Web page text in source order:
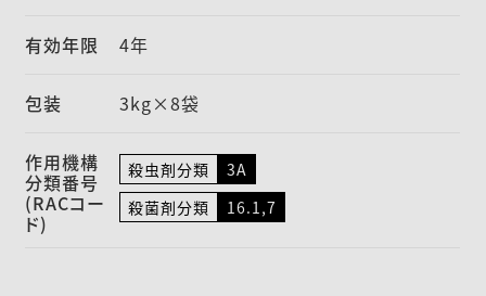
有効年限 4年
包装 3kg×8袋
作用機構
分類番号
(RACコー
ド)
殺虫剤分類
3A
殺菌剤分類
16.1,7